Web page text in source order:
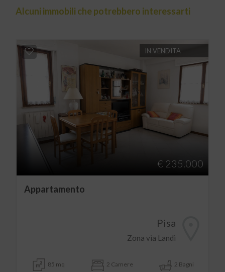
Alcuni immobili che potrebbero interessarti
IN VENDITA
€ 235.000
Appartamento
Pisa
Zona via Landi
85 mq 2 Camere 2 Bagni